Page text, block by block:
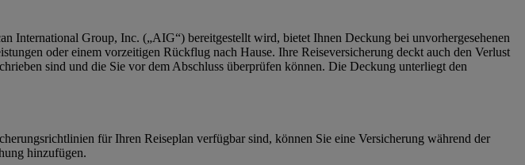
International Group, Inc. („AIG“) bereitgestellt wird, bietet Ihnen Deckung bei unvorhergesehenen
oder einem vorzeitigen Rückflug nach Hause. Ihre Reiseversicherung deckt auch den Verlust
sind und die Sie vor dem Abschluss überprüfen können. Die Deckung unterliegt den
für Ihren Reiseplan verfügbar sind, können Sie eine Versicherung während der
hinzufügen.